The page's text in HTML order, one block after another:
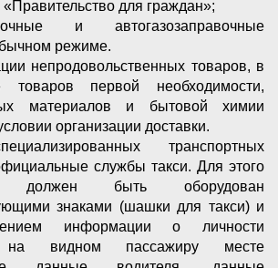
для граждан»;
и автогазозаправочные
режиме.
непродовольственных товаров, в
товаров первой необходимости,
материалов и бытовой химии
организации доставки.
транспортных
службы такси. Для этого
должен быть оборудован
знаками (шашки для такси) и
информации о личности
на видном пассажиру месте